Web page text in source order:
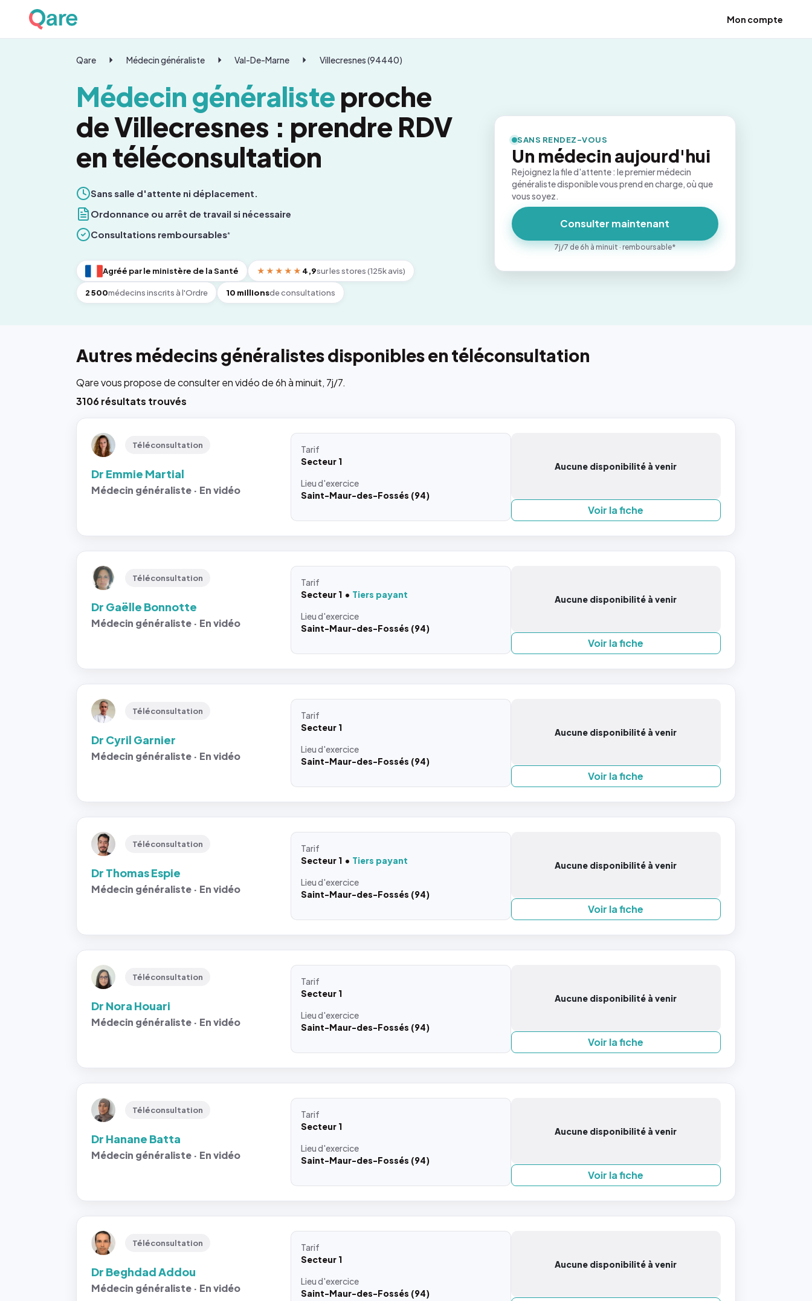
Mon compte
Qare Médecin généraliste Val-De-Marne Villecresnes (94440)
Médecin généralisteproche
de Villecresnes : prendre RDV
en téléconsultation
Sans salle d'attente ni déplacement.
Ordonnance ou arrêt de travail si nécessaire
Consultations remboursables*
Agréé par le ministère de la Santé ★★★★★ 4,9sur les stores (125k avis)
2 500médecins inscrits à l'Ordre 10 millionsde consultations
SANS RENDEZ-VOUS
Un médecin aujourd'hui
Rejoignez la file d'attente : le premier médecin
généraliste disponible vous prend en charge, où que
vous soyez.
Consulter maintenant
7j/7 de 6h à minuit · remboursable*
Autres médecins généralistes disponibles en téléconsultation
Qare vous propose de consulter en vidéo de 6h à minuit, 7j/7.
3106 résultats trouvés
Téléconsultation
Dr Emmie Martial
Médecin généraliste · En vidéo
Tarif
Secteur 1
Lieud'exercice
Saint-Maur-des-Fossés (94)
Aucune disponibilité à venir
Voir la fiche
Téléconsultation
Dr Gaëlle Bonnotte
Médecin généraliste · En vidéo
Tarif
Secteur 1
Tiers payant
Lieud'exercice
Saint-Maur-des-Fossés (94)
Aucune disponibilité à venir
Voir la fiche
Téléconsultation
Dr Cyril Garnier
Médecin généraliste · En vidéo
Tarif
Secteur 1
Lieud'exercice
Saint-Maur-des-Fossés (94)
Aucune disponibilité à venir
Voir la fiche
Téléconsultation
Dr Thomas Espie
Médecin généraliste · En vidéo
Tarif
Secteur 1
Tiers payant
Lieud'exercice
Saint-Maur-des-Fossés (94)
Aucune disponibilité à venir
Voir la fiche
Téléconsultation
Dr Nora Houari
Médecin généraliste · En vidéo
Tarif
Secteur 1
Lieud'exercice
Saint-Maur-des-Fossés (94)
Aucune disponibilité à venir
Voir la fiche
Téléconsultation
Dr Hanane Batta
Médecin généraliste · En vidéo
Tarif
Secteur 1
Lieud'exercice
Saint-Maur-des-Fossés (94)
Aucune disponibilité à venir
Voir la fiche
Téléconsultation
Dr Beghdad Addou
Médecin généraliste · En vidéo
Tarif
Secteur 1
Lieud'exercice
Saint-Maur-des-Fossés (94)
Aucune disponibilité à venir